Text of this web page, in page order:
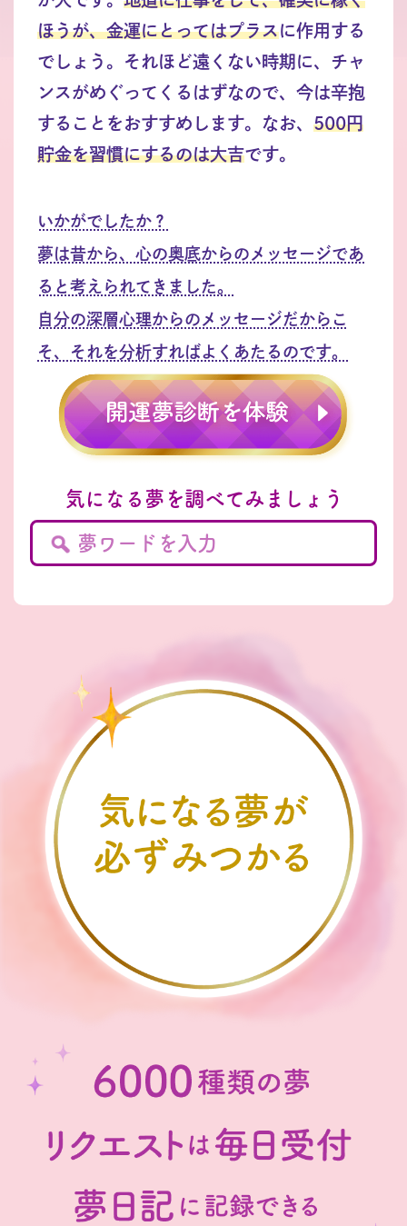
ほうが、金運にとってはプラスに作用する
でしょう。それほど遠くない時期に、チャ
ンスがめぐってくるはずなので、今は辛抱
することをおすすめします。なお、 500円
貯金を習慣にするのは大吉です。
いかがでしたか？
夢は昔から、心の奥底からのメッセージであ
ると考えられてきました。
自分の深層心理からのメッセージだからこ
そ、それを分析すればよくあたるのです。
気になる夢を調べてみましょう